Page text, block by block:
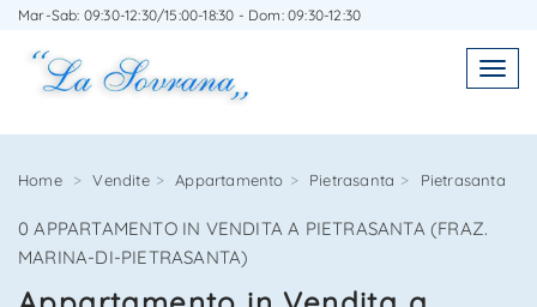
Mar-Sab: 09:30-12:30/15:00-18:30 - Dom: 09:30-12:30
Toggle
Home Vendite Appartamento Pietrasanta Pietrasanta
0 APPARTAMENTO IN VENDITA A PIETRASANTA (FRAZ.
MARINA-DI-PIETRASANTA)
SCRIVICI SENZA IMPEGNO
Agenzia Immobiliare La Sovrana